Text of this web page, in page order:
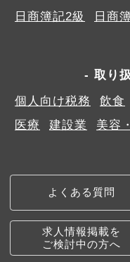
日商簿記2級
日商
取り
個人向け税務
飲食
医療
建設業 美容
よくある質問
求人情報掲載を
ご検討中の方へ